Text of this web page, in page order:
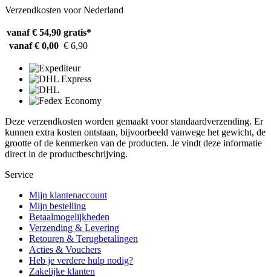
Verzendkosten voor Nederland
vanaf € 54,90 gratis*
vanaf € 0,00 € 6,90
Deze verzendkosten worden gemaakt voor standaardverzending. Er
kunnen extra kosten ontstaan, bijvoorbeeld vanwege het gewicht, de
grootte of de kenmerken van de producten. Je vindt deze informatie
direct in de productbeschrijving.
Service
Mijn klantenaccount
Mijn bestelling
Betaalmogelijkheden
Verzending & Levering
Retouren & Terugbetalingen
Acties & Vouchers
Heb je verdere hulp nodig?
Zakelijke klanten